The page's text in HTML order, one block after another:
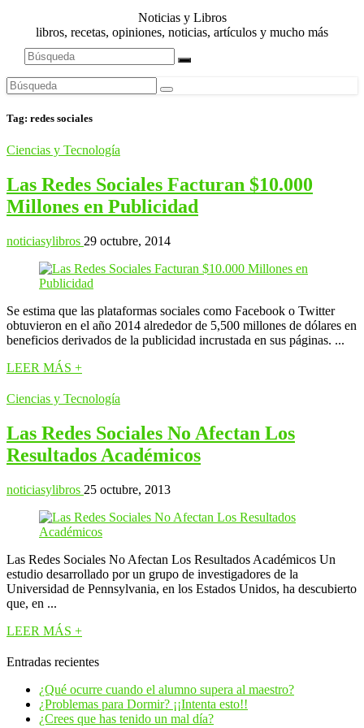
Noticias y Libros
libros, recetas, opiniones, noticias, artículos y mucho más
Tag: redes sociales
Ciencias y Tecnología
Las Redes Sociales Facturan $10.000
Millones en Publicidad
noticiasylibros 29 octubre, 2014
Se estima que las plataformas sociales como Facebook o Twitter
obtuvieron en el año 2014 alrededor de 5,500 millones de dólares en
beneficios derivados de la publicidad incrustada en sus páginas. ...
LEER MÁS +
Ciencias y Tecnología
Las Redes Sociales No Afectan Los
Resultados Académicos
noticiasylibros 25 octubre, 2013
Las Redes Sociales No Afectan Los Resultados Académicos Un
estudio desarrollado por un grupo de investigadores de la
Universidad de Pennsylvania, en los Estados Unidos, ha descubierto
que, en ...
LEER MÁS +
Entradas recientes
¿Qué ocurre cuando el alumno supera al maestro?
¿Problemas para Dormir? ¡¡Intenta esto!!
¿Crees que has tenido un mal día?